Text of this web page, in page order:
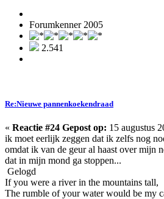
Forumkenner 2005
2.541
Re:Nieuwe pannenkoekendraad
« Reactie #24 Gepost op: 15 augustus
ik moet eerlijk zeggen dat ik zelfs nog
omdat ik van de geur al haast over mijn
dat in mijn mond ga stoppen...
Gelogd
If you were a river in the mountains tall,
The rumble of your water would be my